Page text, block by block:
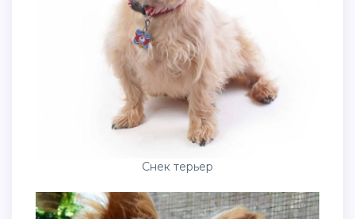
Снек терьер